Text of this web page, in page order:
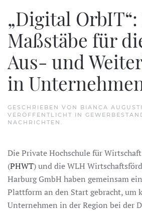
„Digital OrbIT“:
Maßstäbe für
Aus- und
in
GESCHRIEBEN VON BIANCA
VERÖFFENTLICHT IN
NACHRICHTEN
Die Private Hochschule für
(PHWT) und die WLH
Harburg GmbH haben gemeinsam
Plattform an den Start gebracht, um
Unternehmen in der Region bei der